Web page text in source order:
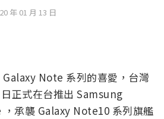
年 01 月 13 日
Note 系列的喜愛，台灣
正式在台推出 Samsung
承襲 Galaxy Note10 系列旗艦